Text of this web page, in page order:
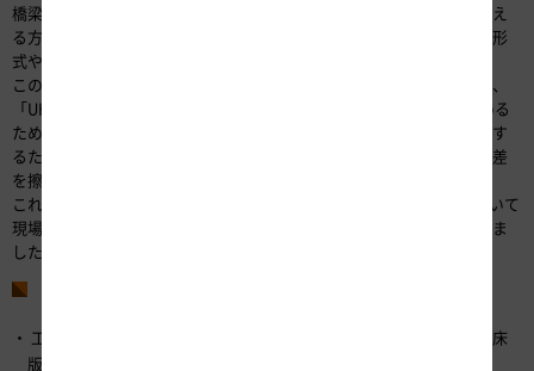
橋梁の床版をリニューアルする方法には、「床版全体を新たに取り換え
る方法」と、「床版上面を全面的に打ち換える方法」があり、橋梁の形
式や床版の劣化状況などにより工事方法を検討しています。
このうち、「床版上面を全面的に打ち換える方法」が適する橋梁では、
「UHPFRC」より強度の低い「SFRC」で補修する場合、耐荷力を高める
ために床版を厚くする必要があり、その影響により床版の重量が増加す
るため、橋梁下部工の補強や橋梁部の路面が高くなることで生じる段差
を擦り付ける工事が必要となる場合がありました。
これらの課題を解決するため、耐荷力の高い材料の「UHPFRC」を用いて
現場で打設できる技術の開発を、鹿島建設株式会社と共同で進めてきま
した。
工場で製作する床版の材料として使用されていた「UHPFRC」を、床
版の補修用として現場での打設を可能としたこと。